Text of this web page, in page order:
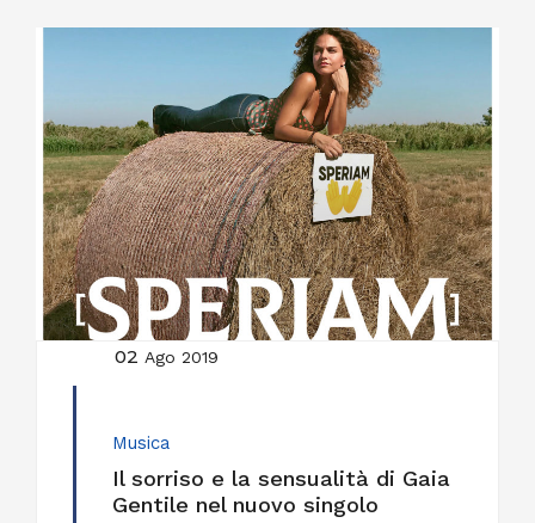
02 Ago 2019
Musica
Il sorriso e la sensualità di Gaia
Gentile nel nuovo singolo